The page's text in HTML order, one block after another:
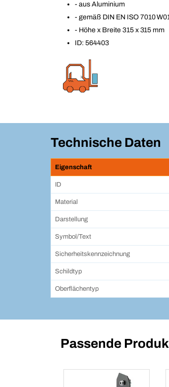
- aus Aluminium
- gemäß DIN EN ISO 7010
- Höhe x Breite 315 x 315 mm
ID: 564403
Technische Daten
Eigenschaft
ID
Material
Darstellung
Symbol/Text
Sicherheitskennzeichnung
Schildtyp
Oberflächentyp
Passende